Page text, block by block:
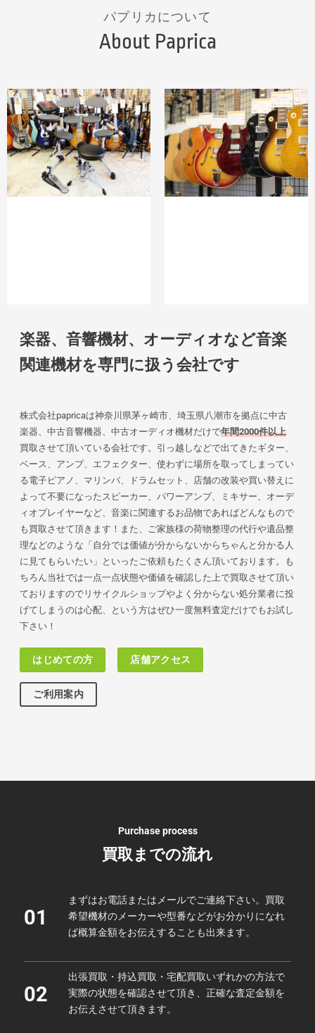
パプリカについて
About Paprica
楽器、音響機材、オーディオなど音楽
関連機材を専門に扱う会社です
株式会社papricaは神奈川県茅ヶ崎市、埼玉県八潮市を拠点に中古
楽器、中古音響機器、中古オーディオ機材だけで年間2000件以上
買取させて頂いている会社です。引っ越しなどで出てきたギター、
ベース、アンプ、エフェクター、使わずに場所を取ってしまってい
る電子ピアノ、マリンバ、ドラムセット、店舗の改装や買い替えに
よって不要になったスピーカー、パワーアンプ、ミキサー、オーデ
ィオプレイヤーなど、音楽に関連するお品物であればどんなもので
も買取させて頂きます！また、ご家族様の荷物整理の代行や遺品整
理などのような「自分では価値が分からないからちゃんと分かる人
に見てもらいたい」といったご依頼もたくさん頂いております。も
ちろん当社では一点一点状態や価値を確認した上で買取させて頂い
ておりますのでリサイクルショップやよく分からない処分業者に投
げてしまうのは心配、という方はぜひ一度無料査定だけでもお試し
下さい！
はじめての方 店舗アクセス
ご利用案内
Purchase process
買取までの流れ
01
まずはお電話またはメールでご連絡下さい。買取
希望機材のメーカーや型番などがお分かりになれ
ば概算金額をお伝えすることも出来ます。
02
出張買取・持込買取・宅配買取いずれかの方法で
実際の状態を確認させて頂き、正確な査定金額を
お伝えさせて頂きます。